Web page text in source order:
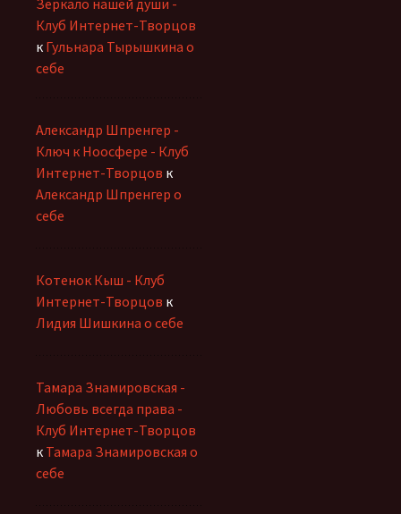
Зеркало нашей души -
Клуб Интернет-Творцов
к Гульнара Тырышкина о
себе
Александр Шпренгер -
Ключ к Ноосфере - Клуб
Интернет-Творцов к
Александр Шпренгер о
себе
Котенок Кыш - Клуб
Интернет-Творцов к
Лидия Шишкина о себе
Тамара Знамировская -
Любовь всегда права -
Клуб Интернет-Творцов
к Тамара Знамировская о
себе